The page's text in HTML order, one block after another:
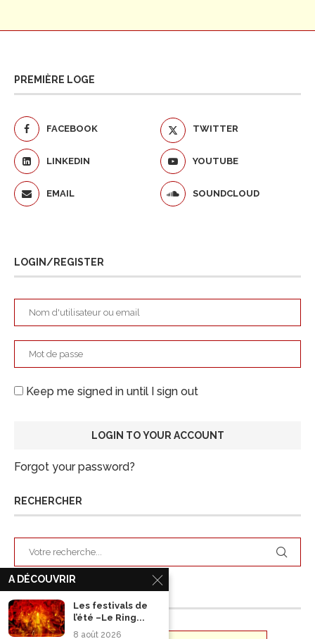
PREMIÈRE LOGE
FACEBOOK TWITTER
LINKEDIN YOUTUBE
EMAIL SOUNDCLOUD
LOGIN/REGISTER
Keep me signed in until I sign out
Forgot your password?
RECHERCHER
ARCHIVES
A DÉCOUVRIR
Les festivals de
l’été –Le Ring...
8 août 2026